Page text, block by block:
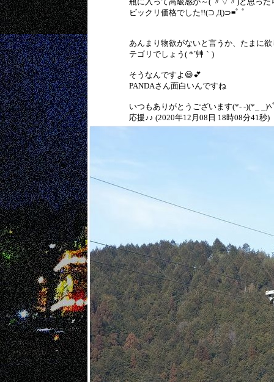
ビックリ価格でした!!(⊃ Д)⊃≡ﾟ ﾟ
あんまり物欲がないと言うか、たまに
テゴリでしょう( *´艸｀)
そうなんですよ😃💕
PANDAさん面白いんですね
いつもありがとうございます(*- -)(*_ _)ﾍ
応援♪♪ (2020年12月08日 18時08分41秒)